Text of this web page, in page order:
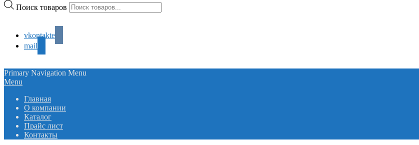
Поиск товаров
vkontakte
mail
Primary Navigation Menu
Menu
Главная
О компании
Каталог
Прайс лист
Контакты